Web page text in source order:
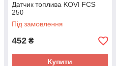
Датчик топлива KOVI FCS
250
Під замовлення
452 ₴
Купити